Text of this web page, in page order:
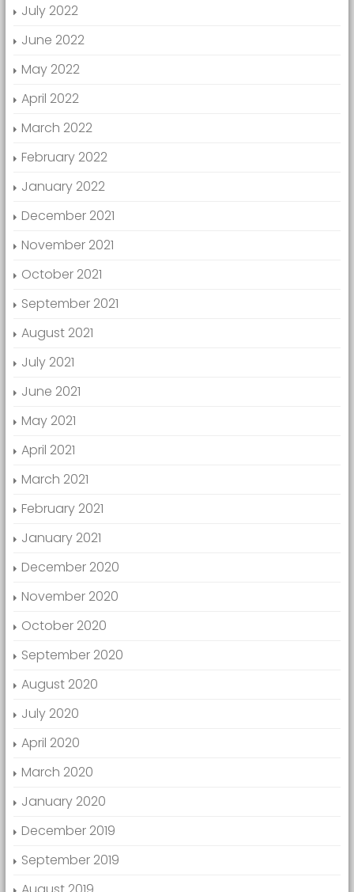
July 2022
June 2022
May 2022
April 2022
March 2022
February 2022
January 2022
December 2021
November 2021
October 2021
September 2021
August 2021
July 2021
June 2021
May 2021
April 2021
March 2021
February 2021
January 2021
December 2020
November 2020
October 2020
September 2020
August 2020
July 2020
April 2020
March 2020
January 2020
December 2019
September 2019